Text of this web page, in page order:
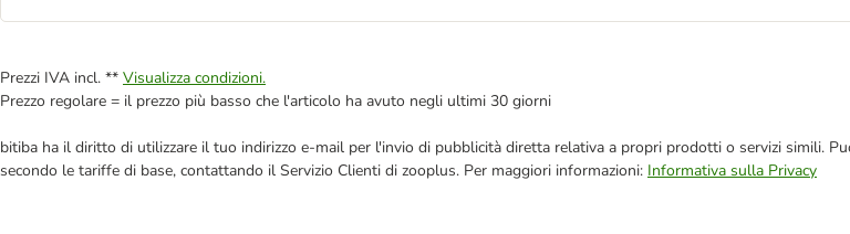
Prezzi IVA incl. ** Visualizza condizioni.
Prezzo regolare = il prezzo più basso che l'articolo ha avuto negli ultimi 30 giorni
bitiba ha il diritto di utilizzare il tuo indirizzo e-mail per l'invio di pubblicità diretta relativa a propri prodotti o servizi simili.
secondo le tariffe di base, contattando il Servizio Clienti di zooplus. Per maggiori informazioni: Informativa sulla Privacy